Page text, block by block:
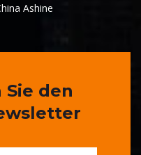
Ashine
den